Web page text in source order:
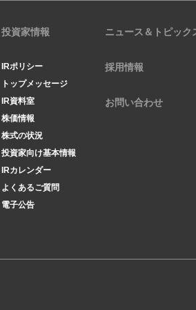
投資家情報
IRポリシー
トップメッセージ
IR資料室
株価情報
株式の状況
投資家向け基本情報
IRカレンダー
よくあるご質問
電子公告
ニュース＆トピック
採用情報
お問い合わせ